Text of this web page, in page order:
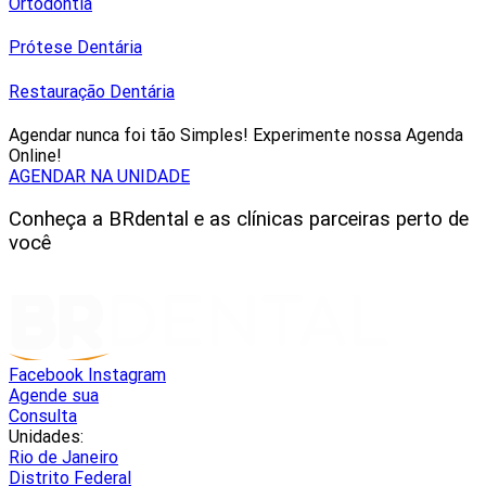
Prótese Dentária
Restauração Dentária
Agendar nunca foi tão Simples! Experimente nossa Agenda
Online!
AGENDAR NA UNIDADE
Conheça a BRdental e as clínicas parceiras perto de
você
Facebook Instagram
Agende sua
Consulta
Unidades:
Rio de Janeiro
Distrito Federal